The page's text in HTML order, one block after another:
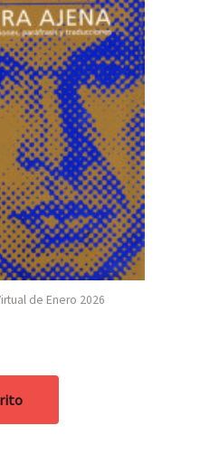
de Enero 2026